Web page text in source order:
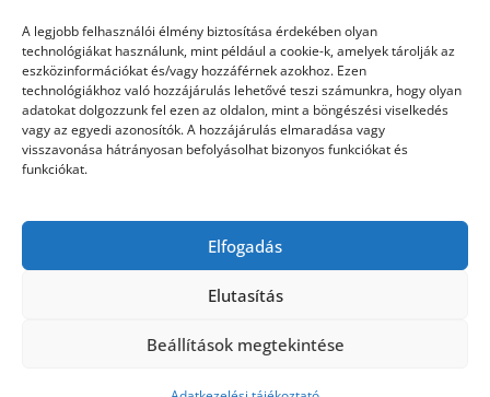
A legjobb felhasználói élmény biztosítása érdekében olyan
technológiákat használunk, mint például a cookie-k, amelyek tárolják az
eszközinformációkat és/vagy hozzáférnek azokhoz. Ezen
technológiákhoz való hozzájárulás lehetővé teszi számunkra, hogy olyan
adatokat dolgozzunk fel ezen az oldalon, mint a böngészési viselkedés
vagy az egyedi azonosítók. A hozzájárulás elmaradása vagy
visszavonása hátrányosan befolyásolhat bizonyos funkciókat és
funkciókat.
Elfogadás
Elutasítás
Beállítások megtekintése
Magyarországon: milyen jogi szabályozásra kell figyelni?
Akciós külföldi nyaralás 2026-ban előfoglalással: mit
ellenőrizz az ár mellett?
A Kassai Irodaház modern munkakörnyezetet biztosít
Theme